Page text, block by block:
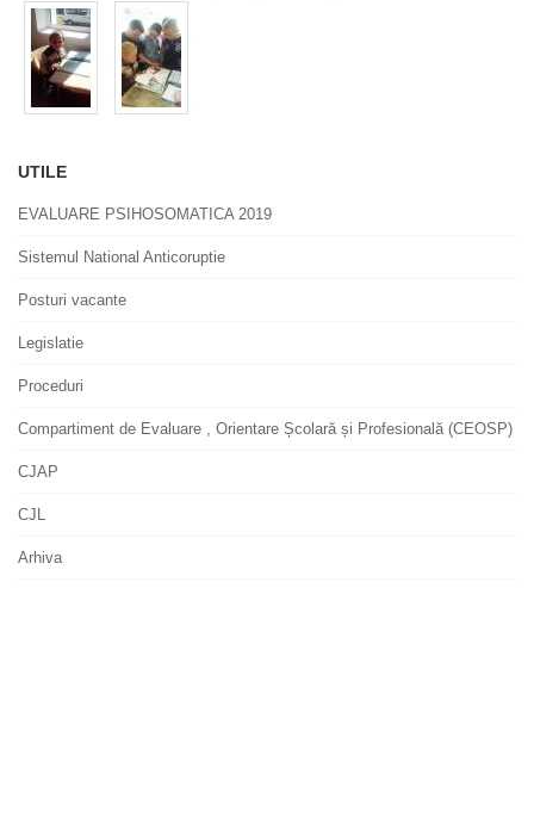
UTILE
EVALUARE PSIHOSOMATICA 2019
Sistemul National Anticoruptie
Posturi vacante
Legislatie
Proceduri
Compartiment de Evaluare , Orientare Școlară și Profesională (CEOSP)
CJAP
CJL
Arhiva